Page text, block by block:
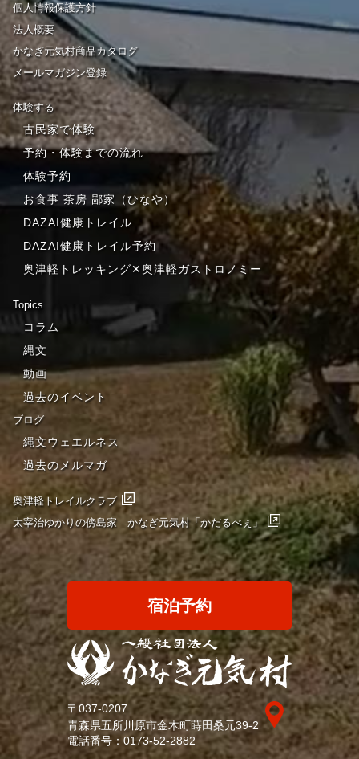
個人情報保護方針
法人概要
かなぎ元気村商品カタログ
メールマガジン登録
体験する
古民家で体験
予約・体験までの流れ
体験予約
お食事 茶房 鄙家（ひなや）
DAZAI健康トレイル
DAZAI健康トレイル予約
奥津軽トレッキング✕奥津軽ガストロノミー
Topics
コラム
縄文
動画
過去のイベント
ブログ
縄文ウェエルネス
過去のメルマガ
奥津軽トレイルクラブ
太宰治ゆかりの傍島家 かなぎ元気村「かだるべぇ」
宿泊予約
〒037-0207
青森県五所川原市金木町蒔田桑元39-2
電話番号：0173-52-2882